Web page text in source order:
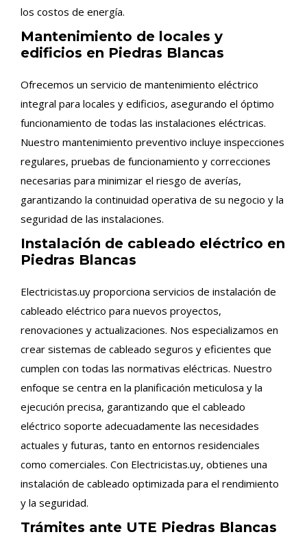
los costos de energía.
Mantenimiento de locales y
edificios en Piedras Blancas
Ofrecemos un servicio de mantenimiento eléctrico
integral para locales y edificios, asegurando el óptimo
funcionamiento de todas las instalaciones eléctricas.
Nuestro mantenimiento preventivo incluye inspecciones
regulares, pruebas de funcionamiento y correcciones
necesarias para minimizar el riesgo de averías,
garantizando la continuidad operativa de su negocio y la
seguridad de las instalaciones.
Instalación de cableado eléctrico en
Piedras Blancas
Electricistas.uy proporciona servicios de instalación de
cableado eléctrico para nuevos proyectos,
renovaciones y actualizaciones. Nos especializamos en
crear sistemas de cableado seguros y eficientes que
cumplen con todas las normativas eléctricas. Nuestro
enfoque se centra en la planificación meticulosa y la
ejecución precisa, garantizando que el cableado
eléctrico soporte adecuadamente las necesidades
actuales y futuras, tanto en entornos residenciales
como comerciales. Con Electricistas.uy, obtienes una
instalación de cableado optimizada para el rendimiento
y la seguridad.
Trámites ante UTE Piedras Blancas